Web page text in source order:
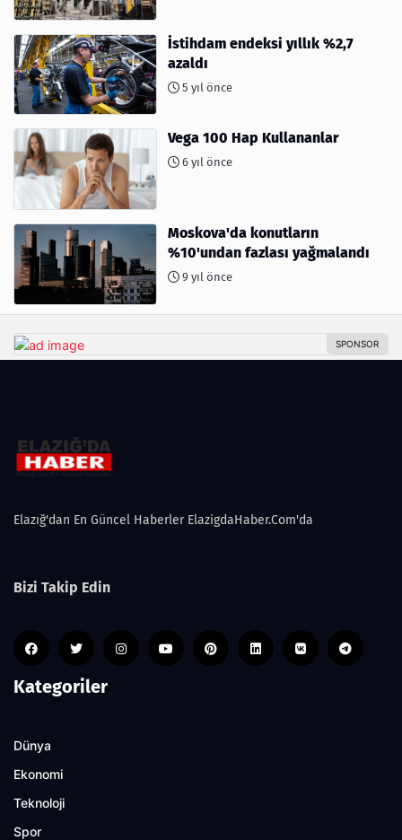
İstihdam endeksi yıllık %2,7
azaldı
5 yıl önce
Vega 100 Hap Kullananlar
6 yıl önce
Moskova'da konutların
%10'undan fazlası yağmalandı
9 yıl önce
Elazığ'dan En Güncel Haberler ElazigdaHaber.Com'da
Bizi Takip Edin
Kategoriler
Dünya
Ekonomi
Teknoloji
Spor